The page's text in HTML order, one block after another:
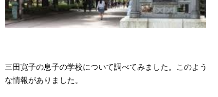
三田寛子の息子の学校について調べてみました。このよう
な情報がありました。